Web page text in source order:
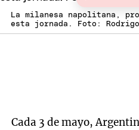
La milanesa napolitana,
esta jornada. Foto: Rodrigo
Cada 3 de mayo,